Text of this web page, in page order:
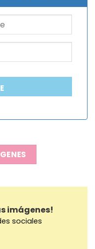
imágenes!
sociales